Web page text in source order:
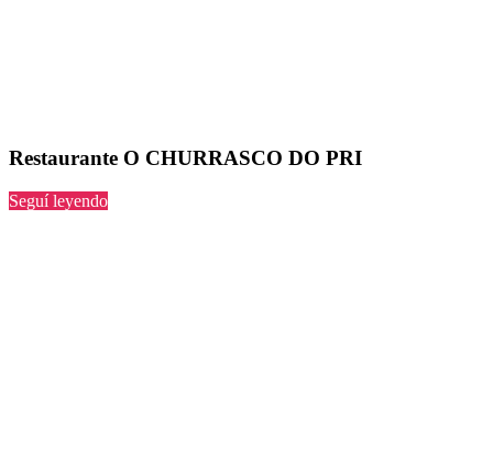
Restaurante O CHURRASCO DO PRI
Seguí leyendo“O